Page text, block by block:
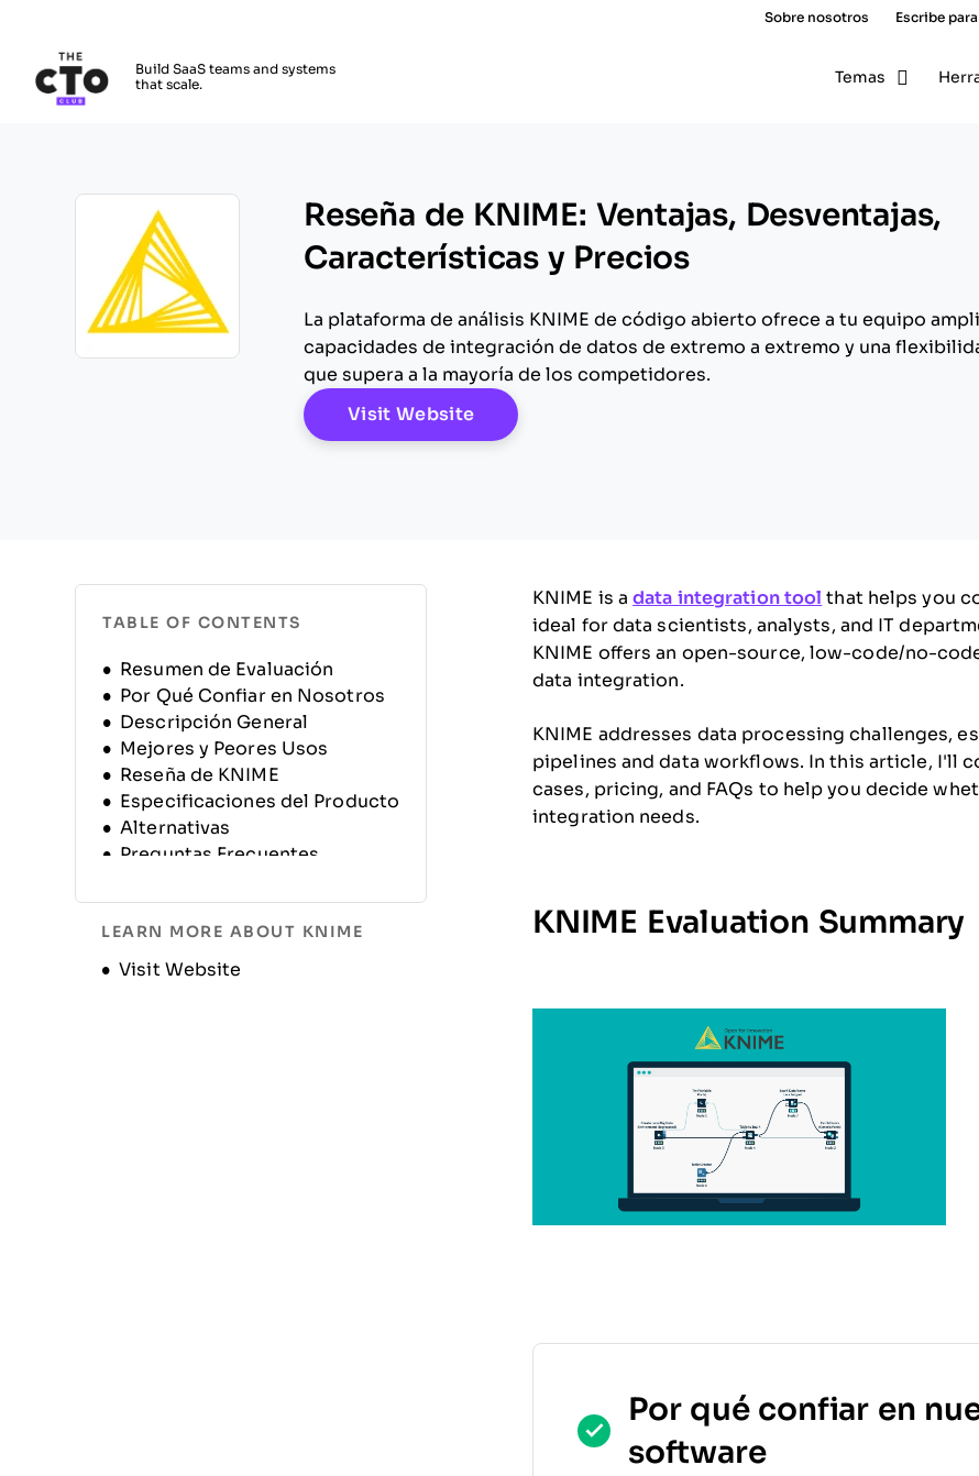
Sobre nosotros Escribe
Build SaaS teams and systems
that scale.
Temas
Reseña de KNIME: Ventajas, Desventajas,
Características y Precios
La plataforma de análisis KNIME de código abierto ofrece a tu equipo
capacidades de integración de datos de extremo a extremo y una
que supera a la mayoría de los competidores.
Visit WebsiteOpens New Window
TABLE OF CONTENTS
Resumen de Evaluación
Por Qué Confiar en Nosotros
Descripción General
Mejores y Peores Usos
Reseña de KNIME
Especificaciones del Producto
Alternativas
Preguntas Frecuentes
LEARN MORE ABOUT KNIME
Visit Website
Opens new window
KNIME is adata integration tool that helps you
ideal for data scientists, analysts, and IT
KNIME offers an open-source, low-code/no-
data integration.
KNIME addresses data processing challenges,
pipelines and data workflows. In this article, I'll
cases, pricing, and FAQs to help you decide
integration needs.
KNIME Evaluation Summary
Por qué confiar en
software